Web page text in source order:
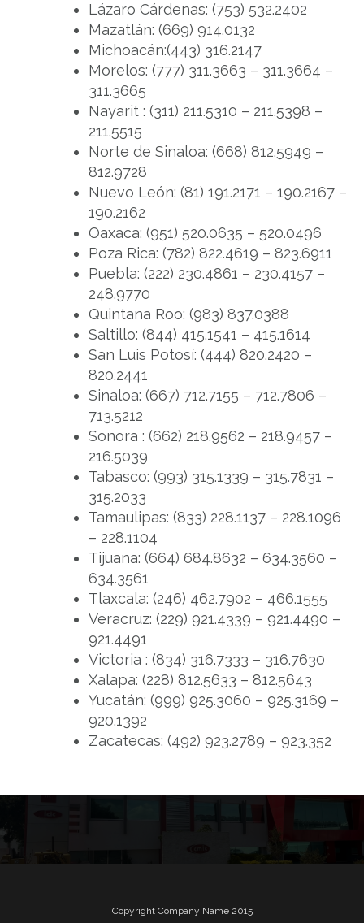
Lázaro Cárdenas: (753) 532.2402
Mazatlán: (669) 914.0132
Michoacán:(443) 316.2147
Morelos: (777) 311.3663 – 311.3664 –
311.3665
Nayarit : (311) 211.5310 – 211.5398 –
211.5515
Norte de Sinaloa: (668) 812.5949 –
812.9728
Nuevo León: (81) 191.2171 – 190.2167 –
190.2162
Oaxaca: (951) 520.0635 – 520.0496
Poza Rica: (782) 822.4619 – 823.6911
Puebla: (222) 230.4861 – 230.4157 –
248.9770
Quintana Roo: (983) 837.0388
Saltillo: (844) 415.1541 – 415.1614
San Luis Potosí: (444) 820.2420 –
820.2441
Sinaloa: (667) 712.7155 – 712.7806 –
713.5212
Sonora : (662) 218.9562 – 218.9457 –
216.5039
Tabasco: (993) 315.1339 – 315.7831 –
315.2033
Tamaulipas: (833) 228.1137 – 228.1096
– 228.1104
Tijuana: (664) 684.8632 – 634.3560 –
634.3561
Tlaxcala: (246) 462.7902 – 466.1555
Veracruz: (229) 921.4339 – 921.4490 –
921.4491
Victoria : (834) 316.7333 – 316.7630
Xalapa: (228) 812.5633 – 812.5643
Yucatán: (999) 925.3060 – 925.3169 –
920.1392
Zacatecas: (492) 923.2789 – 923.352
Copyright Company Name 2015